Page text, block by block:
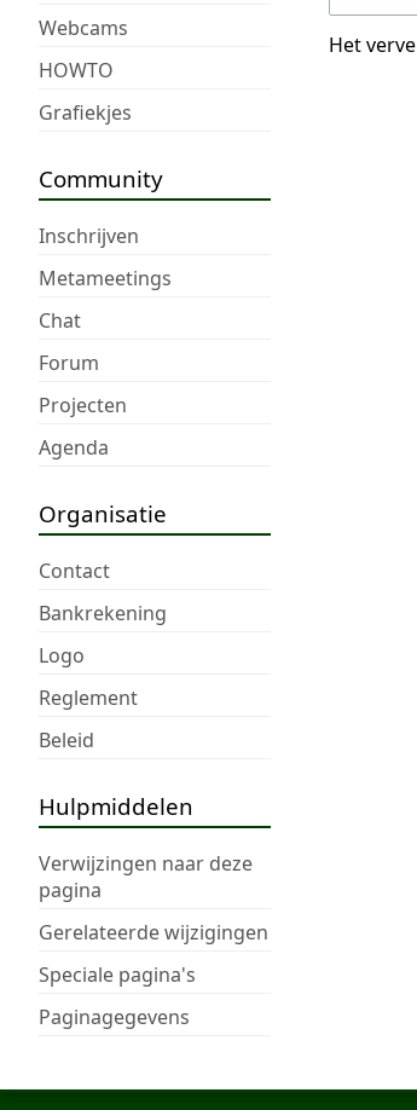
Webcams
HOWTO
Grafiekjes
Community
Inschrijven
Metameetings
Chat
Forum
Projecten
Agenda
Organisatie
Contact
Bankrekening
Logo
Reglement
Beleid
Hulpmiddelen
Verwijzingen naar deze
pagina
Gerelateerde wijzigingen
Speciale pagina's
Paginagegevens
Het